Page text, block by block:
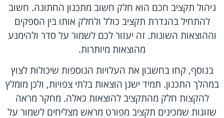
ניהול תקציב חכם הוא חלק חשוב מתכנון החתונה. חשוב
להתחיל בהגדרת תקציב כולל ולחלק אותו בין הספקים
וההוצאות השונות. זה יעזור לכם לשמור על סדר ולהימנע
מהוצאות מיותרות.
בנוסף, קחו בחשבון את העלויות הנוספות שיכולות לצוץ
במהלך התכנון. תמיד ישנן הוצאות בלתי צפויות, ולכן מומלץ
להקצות חלק מהתקציב להוצאות כאלה. מחקר מראה
שזוגות שמכינים תקציב מפורט מראש מצליחים לשמור על